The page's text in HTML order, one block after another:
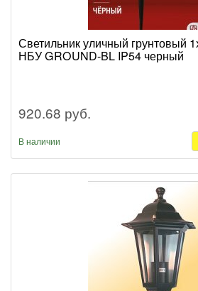
Светильник уличный грунтовый
НБУ GROUND-BL IP54 черный
920.68 руб.
В наличии